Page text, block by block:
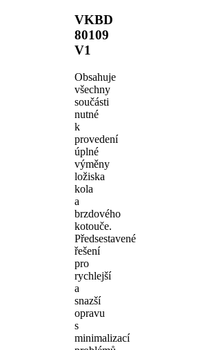
VKBD
80109
V1
Obsahuje
všechny
součásti
nutné
k
provedení
úplné
výměny
ložiska
kola
a
brzdového
kotouče.
Předsestavené
řešení
pro
rychlejší
a
snazší
opravu
s
minimalizací